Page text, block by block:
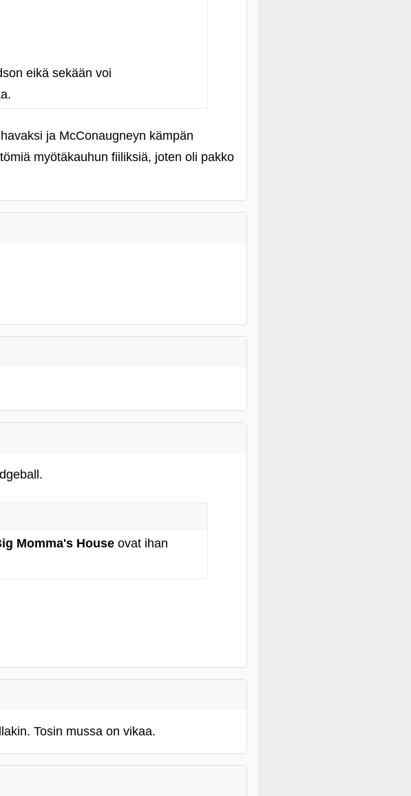
eikä sekään voi
ja McConaugneyn kämpän
myötäkauhun fiiliksiä, joten oli pakko
Momma's House ovat ihan
Tosin mussa on vikaa.